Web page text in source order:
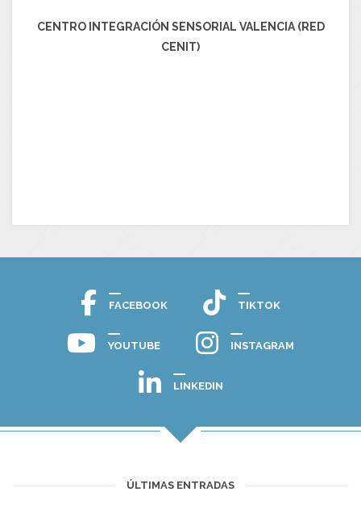
CENTRO INTEGRACIÓN SENSORIAL VALENCIA (RED
CENIT)
FACEBOOK TIKTOK
YOUTUBE INSTAGRAM
LINKEDIN
ÚLTIMAS ENTRADAS